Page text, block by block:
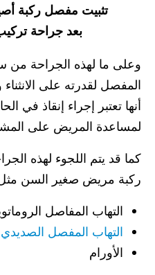
تثبيت مفصل ركبة
بعد جراحة
وعلى ما لهذه الجراحة من
المفصل لقدرته على
أنها تعتبر إجراء إنقاذ في
لمساعدة المريض على
كما قد يتم اللجوء لهذه
ركبة مريض صغير السن
التهاب المفاصل
التهاب المفصل الصديدي
الأورام